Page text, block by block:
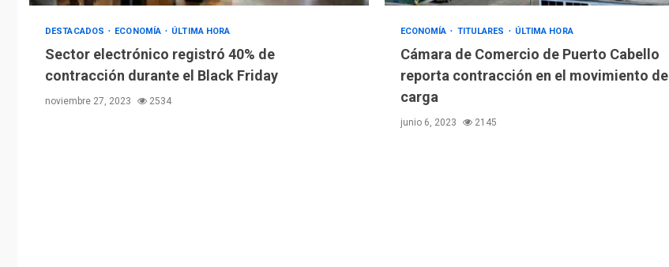
DESTACADOS ECONOMÍA ÚLTIMA HORA
Sector electrónico registró 40% de
contracción durante el Black Friday
noviembre 27, 2023 2534
ECONOMÍA TITULARES ÚLTIMA HORA
Cámara de Comercio de Puerto Cabello
reporta contracción en el movimiento de
carga
junio 6, 2023 2145